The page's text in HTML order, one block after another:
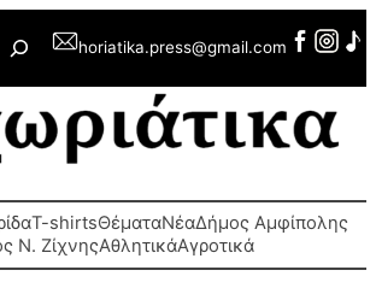
horiatika.press@gmail.com
T-shirtsΘέματαΝέαΔήμος Αμφίπολης
Ν. ΖίχνηςΑθλητικάΑγροτικά